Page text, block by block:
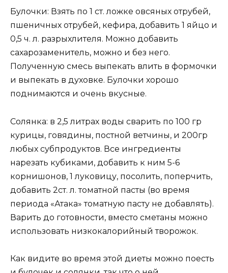
Булочки: Взять по 1 ст. ложке овсяных отрубей,
пшеничных отрубей, кефира, добавить 1 яйцо и
0,5 ч. л. разрыхлителя. Можно добавить
сахарозаменитель, можно и без него.
Полученную смесь выпекать влить в формочки
и выпекать в духовке. Булочки хорошо
поднимаются и очень вкусные.
Солянка: в 2,5 литрах воды сварить по 100 гр
курицы, говядины, постной ветчины, и 200гр
любых субпродуктов. Все ингредиенты
нарезать кубиками, добавить к ним 5-6
корнишонов, 1 луковицу, посолить, поперчить,
добавить 2ст. л. томатной пасты (во время
периода «Атака» томатную пасту не добавлять).
Варить до готовности, вместо сметаны можно
использовать низкокалорийный творожок.
Как видите во время этой диеты можно поесть